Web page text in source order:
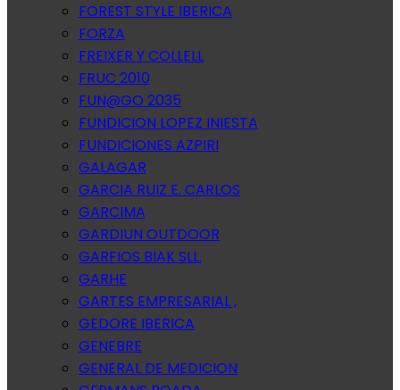
FOREST STYLE IBERICA
FORZA
FREIXER Y COLLELL
FRUC 2010
FUN@GO 2035
FUNDICION LOPEZ INIESTA
FUNDICIONES AZPIRI
GALAGAR
GARCIA RUIZ E. CARLOS
GARCIMA
GARDIUN OUTDOOR
GARFIOS BIAK SLL.
GARHE
GARTES EMPRESARIAL ,
GEDORE IBERICA
GENEBRE
GENERAL DE MEDICION